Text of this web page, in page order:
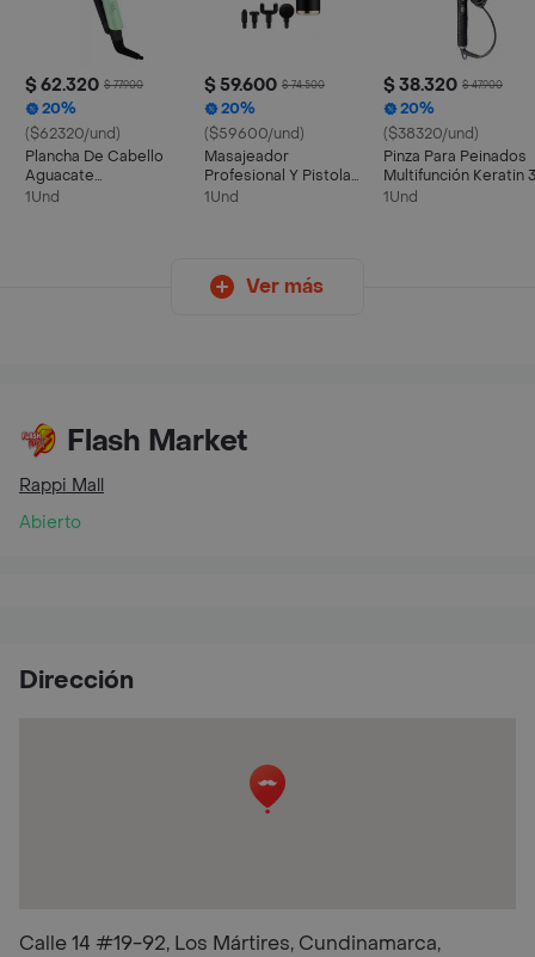
$ 62.320 $ 77.900
20%
($62320/und)
Plancha De Cabello
Aguacate
Remingnnton Replica
1Und
$ 59.600 $ 74.500
20%
($59600/und)
Masajeador
Profesional Y Pistola
De Masaje
1Und
$ 38.320 $ 47.900
20%
($38320/und)
Pinza Para Peinados
Multifunción Keratin
Power
1Und
Ver más
Flash Market
Rappi Mall
Abierto
Dirección
Calle 14 #19-92, Los Mártires, Cundinamarca,